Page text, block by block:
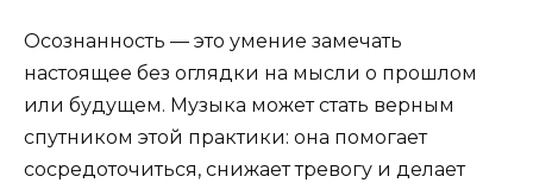
Осознанность — это умение замечать
настоящее без оглядки на мысли о прошлом
или будущем. Музыка может стать верным
спутником этой практики: она помогает
сосредоточиться, снижает тревогу и делает